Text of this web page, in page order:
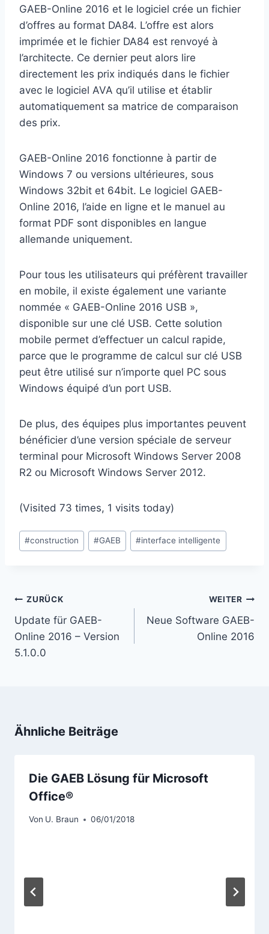
GAEB-Online 2016 et le logiciel crée un fichier
d’offres au format DA84. L’offre est alors
imprimée et le fichier DA84 est renvoyé à
l’architecte. Ce dernier peut alors lire
directement les prix indiqués dans le fichier
avec le logiciel AVA qu’il utilise et établir
automatiquement sa matrice de comparaison
des prix.
GAEB-Online 2016 fonctionne à partir de
Windows 7 ou versions ultérieures, sous
Windows 32bit et 64bit. Le logiciel GAEB-
Online 2016, l’aide en ligne et le manuel au
format PDF sont disponibles en langue
allemande uniquement.
Pour tous les utilisateurs qui préfèrent travailler
en mobile, il existe également une variante
nommée « GAEB-Online 2016 USB »,
disponible sur une clé USB. Cette solution
mobile permet d’effectuer un calcul rapide,
parce que le programme de calcul sur clé USB
peut être utilisé sur n’importe quel PC sous
Windows équipé d’un port USB.
De plus, des équipes plus importantes peuvent
bénéficier d’une version spéciale de serveur
terminal pour Microsoft Windows Server 2008
R2 ou Microsoft Windows Server 2012.
(Visited 73 times, 1 visits today)
Schlagworte:
#construction #GAEB #interface intelligente
Beitragsnavigation
ZURÜCK
Update für GAEB-
Online 2016 – Version
5.1.0.0
WEITER
Neue Software GAEB-
Online 2016
Ähnliche Beiträge
Die GAEB Lösung für Microsoft
Office®
Von U. Braun 06/01/2018